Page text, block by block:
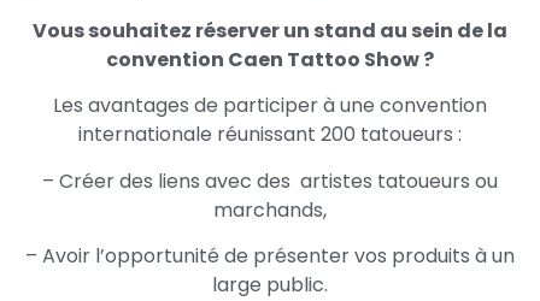
Vous souhaitez réserver un stand au sein de la
convention Caen Tattoo Show ?
Les avantages de participer à une convention
internationale réunissant 200 tatoueurs :
– Créer des liens avec des artistes tatoueurs ou
marchands,
– Avoir l’opportunité de présenter vos produits à un
large public.